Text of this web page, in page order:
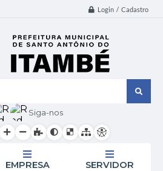
Login / Cadastro
Siga-nos
EMPRESA SERVIDOR